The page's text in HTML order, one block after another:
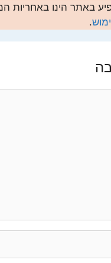
באתר הינו באחריות
.